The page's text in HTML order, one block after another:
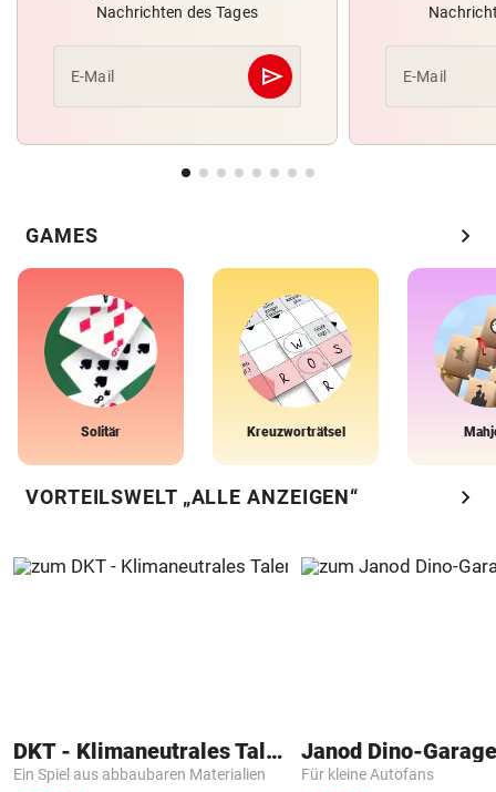
Nachrichten des Tages
E-Mail send
Abschicken E-Mail
GAMES chevron_right
Solitär Kreuzworträtsel
VORTEILSWELT „ALLE ANZEIGEN“ chevron_right
DKT - Klimaneutrales Talent
Ein Spiel aus abbaubaren Materialien
Janod Dino-Garage
Für kleine Autofans